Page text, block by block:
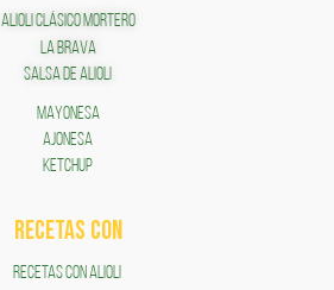
ALIOLI CLÁSICO MORTERO
LA BRAVA
SALSA DE ALIOLI
MAYONESA
AJONESA
KETCHUP
RECETAS COn
RECETAS CON ALIOLI